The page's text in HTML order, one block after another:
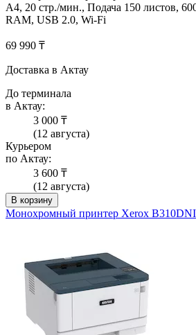
А4, 20 стр./мин., Подача 150 листов,
RAM, USB 2.0, Wi-Fi
69 990 ₸
Доставка в Актау
До терминала
в Актау:
3 000 ₸
(12 августа)
Курьером
по Актау:
3 600 ₸
(12 августа)
В корзину
Монохромный принтер Xerox B310DNI